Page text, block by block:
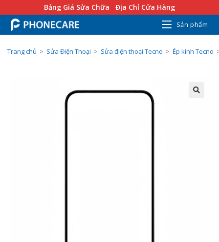
Bảng Giá Sửa Chữa Địa Chỉ Cửa Hàng
Sản phẩm
Trang chủ > Sửa Điện Thoại > Sửa điện thoại Tecno > Ép kính Tecno